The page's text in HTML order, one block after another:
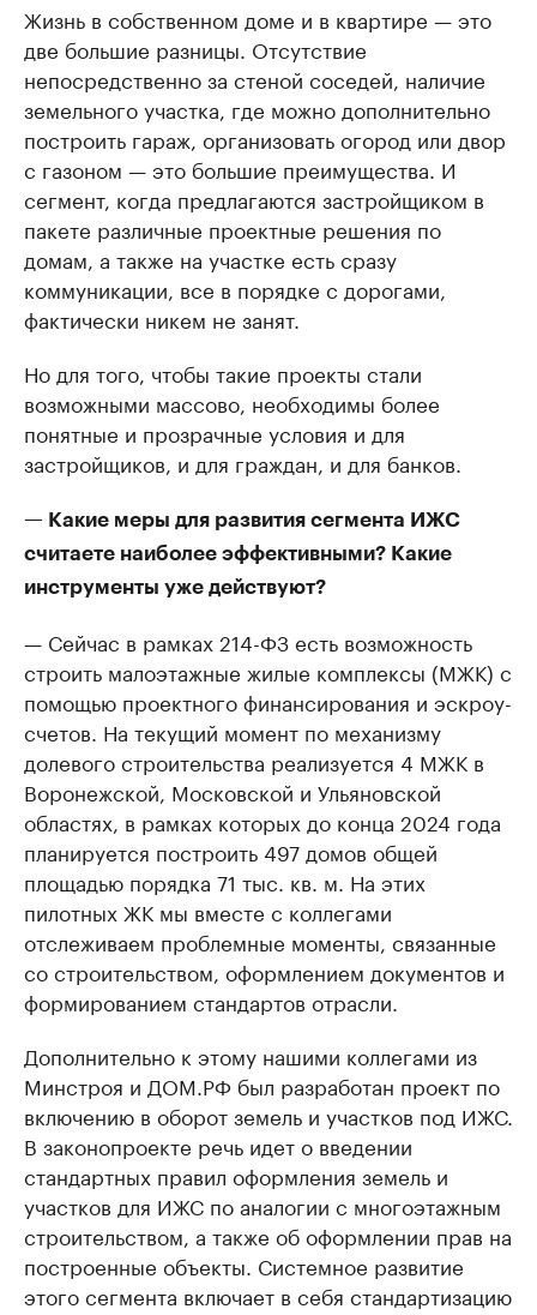
Жизнь в собственном доме и в квартире — это
две большие разницы. Отсутствие
непосредственно за стеной соседей, наличие
земельного участка, где можно дополнительно
построить гараж, организовать огород или двор
с газоном — это большие преимущества. И
сегмент, когда предлагаются застройщиком в
пакете различные проектные решения по
домам, а также на участке есть сразу
коммуникации, все в порядке с дорогами,
фактически никем не занят.
Но для того, чтобы такие проекты стали
возможными массово, необходимы более
понятные и прозрачные условия и для
застройщиков, и для граждан, и для банков.
— Какие меры для развития сегмента ИЖС
считаете наиболее эффективными? Какие
инструменты уже действуют?
— Сейчас в рамках 214-ФЗ есть возможность
строить малоэтажные жилые комплексы (МЖК) с
помощью проектного финансирования и эскроу-
счетов. На текущий момент по механизму
долевого строительства реализуется 4 МЖК в
Воронежской, Московской и Ульяновской
областях, в рамках которых до конца 2024 года
планируется построить 497 домов общей
площадью порядка 71 тыс. кв. м. На этих
пилотных ЖК мы вместе с коллегами
отслеживаем проблемные моменты, связанные
со строительством, оформлением документов и
формированием стандартов отрасли.
Дополнительно к этому нашими коллегами из
Минстроя и ДОМ.РФ был разработан проект по
включению в оборот земель и участков под ИЖС.
В законопроекте речь идет о введении
стандартных правил оформления земель и
участков для ИЖС по аналогии с многоэтажным
строительством, а также об оформлении прав на
построенные объекты. Системное развитие
этого сегмента включает в себя стандартизацию